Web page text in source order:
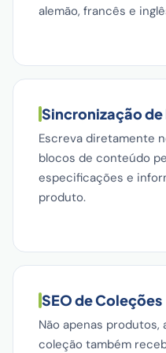
alemão, francês e
Sincronização
Escreva diretamente
blocos de conteúdo
especificações e
produto.
SEO de Coleções
Não apenas produtos,
coleção também